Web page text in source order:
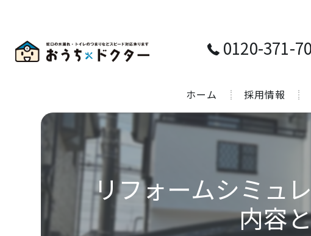
0120-371-
ホーム 採用情報
リフォームシミュ
内容